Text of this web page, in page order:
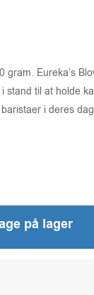
Eureka’s
stand til at holde
i deres
på lager